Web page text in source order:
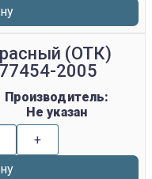
(ОТК)
2005
Производитель:
Не указан
+